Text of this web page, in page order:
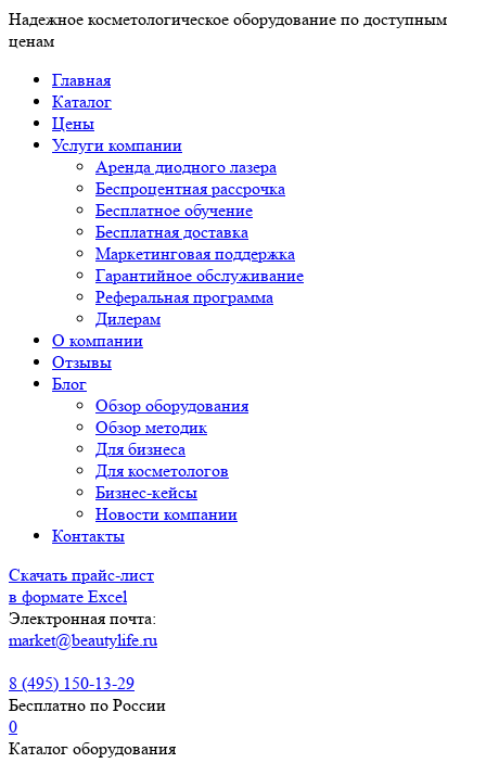
Надежное косметологическое оборудование по доступным
ценам
Главная
Каталог
Цены
Услуги компании
Аренда диодного лазера
Беспроцентная рассрочка
Бесплатное обучение
Бесплатная доставка
Маркетинговая поддержка
Гарантийное обслуживание
Реферальная программа
Дилерам
О компании
Отзывы
Блог
Обзор оборудования
Обзор методик
Для бизнеса
Для косметологов
Бизнес-кейсы
Новости компании
Контакты
Скачать прайс-лист
в формате Excel
Электронная почта:
market@beautylife.ru
8 (495) 150-13-29
Бесплатно по России
0
Каталог оборудования